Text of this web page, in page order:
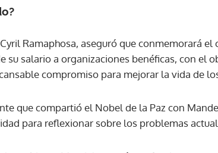
ACEPTAR
Ramaphosa, aseguró que conmemorará
su salario a organizaciones benéficas, con el
compromiso para mejorar la vida de
que compartió el Nobel de la Paz con
para reflexionar sobre los problemas